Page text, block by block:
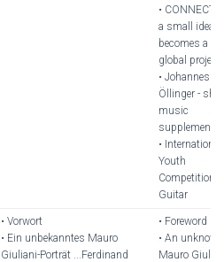
•
a small idea
becomes a
global project
• Johannes
Öllinger -
music
supplement
• International
Youth
Competition
Guitar
• Vorwort
• Ein unbekanntes Mauro
Giuliani-Porträt ...Ferdinand
• Foreword
• An unknown
Mauro